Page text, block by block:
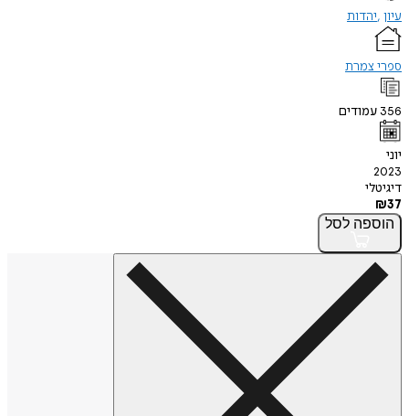
עיון יהדות
ספרי צמרת
356 עמודים
יוני
2023
דיגיטלי
₪37
הוספה לסל